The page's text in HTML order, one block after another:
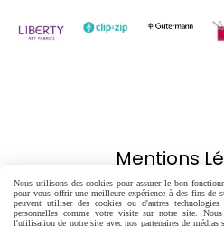
Mentions
Conditions
Nous utilisons des cookies pour assurer le bon
pour vous offrir une meilleure expérience à des fins de
peuvent utiliser des cookies ou d'autres
personnelles comme votre visite sur notre site.
l'utilisation de notre site avec nos partenaires de